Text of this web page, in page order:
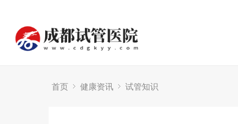
首页 健康资讯 试管知识